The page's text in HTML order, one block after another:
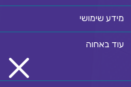
מידע שימושי
עוד באחוה